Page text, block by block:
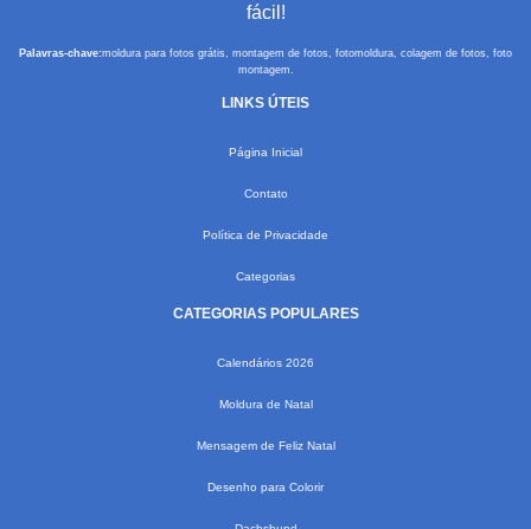
fácil!
Palavras-chave:moldura para fotos grátis, montagem de fotos, fotomoldura, colagem de fotos, foto
montagem.
LINKS ÚTEIS
Página Inicial
Contato
Política de Privacidade
Categorias
CATEGORIAS POPULARES
Calendários 2026
Moldura de Natal
Mensagem de Feliz Natal
Desenho para Colorir